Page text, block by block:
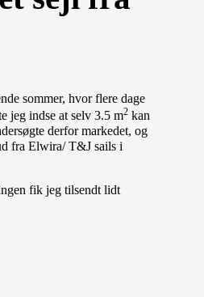
sommer, hvor flere dage
jeg indse at selv 3.5 m2 kan
derfor markedet, og
fra Elwira/ T&J sails i
fik jeg tilsendt lidt